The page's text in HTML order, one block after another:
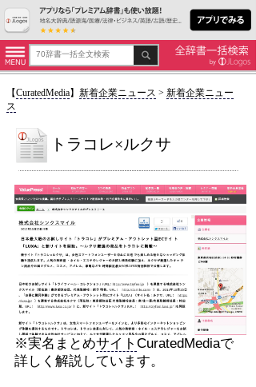
【CuratedMedia】 新着企業ニュース > 新着企業ニュー
ス
トラコレ×ルクサ
※実名まとめサイト CuratedMediaで
詳しく解説しています。